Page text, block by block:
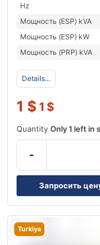
Hz
Мощность (ESP) kVA
Мощность (ESP) kW
Мощность (PRP) kVA
Details...
1 $ 1 $
Quantity Only 1 left in
-
Запросить
Turkiya